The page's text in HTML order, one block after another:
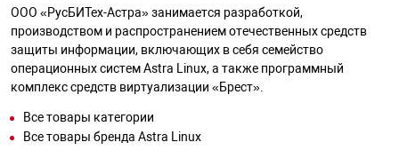
ООО «РусБИТех-Астра» занимается разработкой,
производством и распространением отечественных средств
защиты информации, включающих в себя семейство
операционных систем Astra Linux, а также программный
комплекс средств виртуализации «Брест».
Все товары категории
Все товары бренда Astra Linux